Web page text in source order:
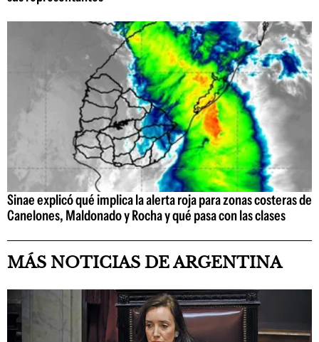
Sinae explicó qué implica la alerta roja para zonas costeras de
Canelones, Maldonado y Rocha y qué pasa con las clases
MÁS NOTICIAS DE ARGENTINA